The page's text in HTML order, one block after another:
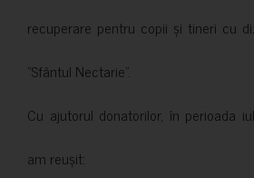
recuperare pentru copii și tineri cu
”Sfântul Nectarie”.
Cu ajutorul donatorilor, în perioada
am reușit: